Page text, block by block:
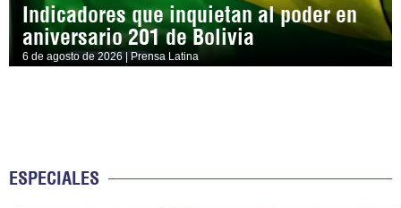
Indicadores que inquietan al poder en
aniversario 201 de Bolivia
6 de agosto de 2026 | Prensa Latina
ESPECIALES